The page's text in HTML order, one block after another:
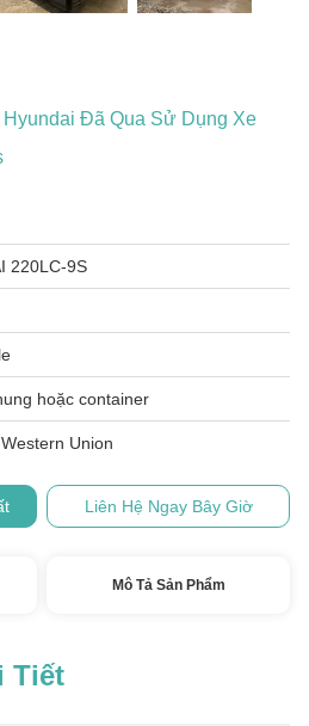
Đã Qua Sử Dụng Xe
220LC-9S
hoặc container
Union
Liên Hệ Ngay Bây Giờ
Mô Tả Sản Phẩm
Tiết